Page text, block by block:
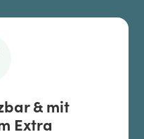
& mit
Extra